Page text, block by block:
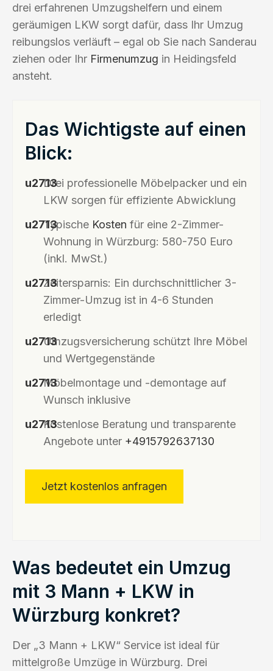
drei erfahrenen Umzugshelfern und einem
geräumigen LKW sorgt dafür, dass Ihr Umzug
reibungslos verläuft – egal ob Sie nach Sanderau
ziehen oder Ihr Firmenumzug in Heidingsfeld
ansteht.
Das Wichtigste auf einen
Blick:
Drei professionelle Möbelpacker und ein
LKW sorgen für effiziente Abwicklung
Typische Kosten für eine 2-Zimmer-
Wohnung in Würzburg: 580-750 Euro
(inkl. MwSt.)
Zeitersparnis: Ein durchschnittlicher 3-
Zimmer-Umzug ist in 4-6 Stunden
erledigt
Umzugsversicherung schützt Ihre Möbel
und Wertgegenstände
Möbelmontage und -demontage auf
Wunsch inklusive
Kostenlose Beratung und transparente
Angebote unter +4915792637130
Jetzt kostenlos anfragen
Was bedeutet ein Umzug
mit 3 Mann + LKW in
Würzburg konkret?
Der „3 Mann + LKW“ Service ist ideal für
mittelgroße Umzüge in Würzburg. Drei